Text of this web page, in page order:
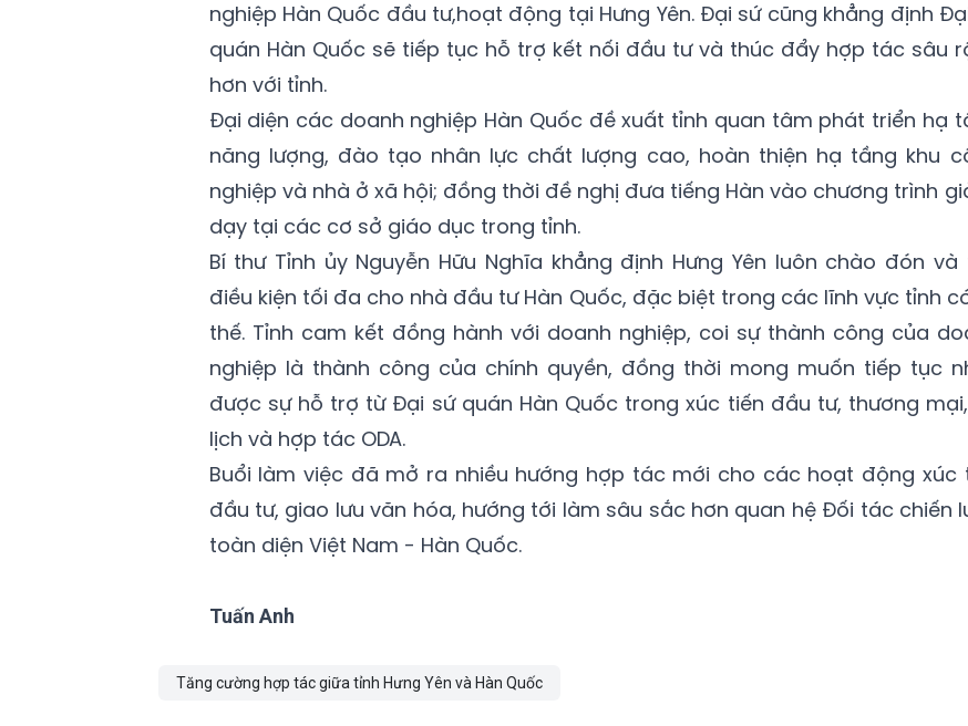
nghiệp Hàn Quốc đầu tư,hoạt động tại Hưng Yên. Đại sứ cũng khẳng định
quán Hàn Quốc sẽ tiếp tục hỗ trợ kết nối đầu tư và thúc đẩy hợp tác sâu
hơn với tỉnh.
Đại diện các doanh nghiệp Hàn Quốc đề xuất tỉnh quan tâm phát triển hạ
năng lượng, đào tạo nhân lực chất lượng cao, hoàn thiện hạ tầng khu
nghiệp và nhà ở xã hội; đồng thời đề nghị đưa tiếng Hàn vào chương trình
dạy tại các cơ sở giáo dục trong tỉnh.
Bí thư Tỉnh ủy Nguyễn Hữu Nghĩa khẳng định Hưng Yên luôn chào đón và
điều kiện tối đa cho nhà đầu tư Hàn Quốc, đặc biệt trong các lĩnh vực tỉnh
thế. Tỉnh cam kết đồng hành với doanh nghiệp, coi sự thành công của
nghiệp là thành công của chính quyền, đồng thời mong muốn tiếp tục
được sự hỗ trợ từ Đại sứ quán Hàn Quốc trong xúc tiến đầu tư, thương
lịch và hợp tác ODA.
Buổi làm việc đã mở ra nhiều hướng hợp tác mới cho các hoạt động xúc
đầu tư, giao lưu văn hóa, hướng tới làm sâu sắc hơn quan hệ Đối tác chiến
toàn diện Việt Nam - Hàn Quốc.
Tuấn Anh
Tăng cường hợp tác giữa tỉnh Hưng Yên và Hàn Quốc